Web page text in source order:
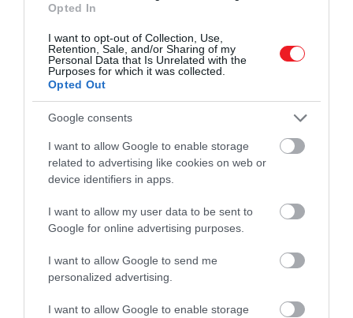
Opted In
I want to opt-out of Collection, Use,
Retention, Sale, and/or Sharing of my
Personal Data that Is Unrelated with the
Purposes for which it was collected.
Opted Out
Google consents
I want to allow Google to enable storage
related to advertising like cookies on web or
device identifiers in apps.
I want to allow my user data to be sent to
Google for online advertising purposes.
I want to allow Google to send me
personalized advertising.
I want to allow Google to enable storage
Hivatal már 2020-ban is vásárolt jegyeket a
légiközlekedési ágazatnak nyújtott kormányzati
támogatási csomag részeként a légitársaságoktól.
A becslések szerint az ajándékozási program
összesen 2 milliárd HK dollárjába (körülbelül 89,5
milliárd forint) kerül a hongkongi kormánynak. De
ez megéri még mindig megéri nekik, ugyanis
Hongkong turisztikai ipara az elmúlt években szinte
teljesen összeomlott − először a 2019-es polgári
zavargások, majd a világjárvány és a világ egyik
legszigorúbb utazási tilalma miatt.
Forrás: Time Out